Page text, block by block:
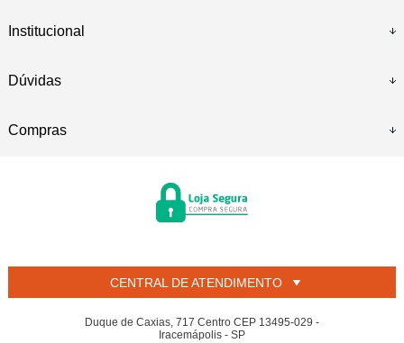
Institucional
Dúvidas
Compras
CENTRAL DE ATENDIMENTO
Duque de Caxias, 717 Centro CEP 13495-029 -
Iracemápolis - SP